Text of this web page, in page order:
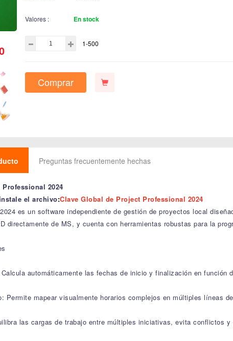
Valores : En stock
1-500
Comprar
Preguntas frecuentemente hechas
2024
el archivo:Clave Global de Project Professional 2024
es un software independiente de gestión de proyectos local
directamente de MS, y cuenta con herramientas robustas para la
automáticamente las fechas de inicio y finalización en función
Permite mapear visualmente horarios complejos en múltiples líneas
las cargas de trabajo entre múltiples iniciativas, evita conflictos